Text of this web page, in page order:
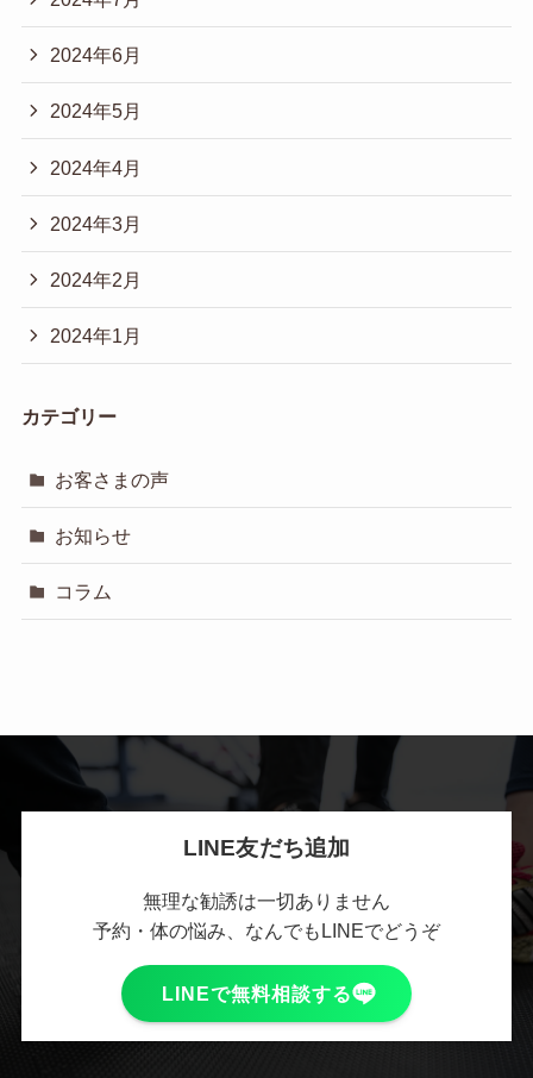
2024年6月
2024年5月
2024年4月
2024年3月
2024年2月
2024年1月
カテゴリー
お客さまの声
お知らせ
コラム
LINE友だち追加
無理な勧誘は一切ありません
予約・体の悩み、なんでもLINEでどうぞ
LINEで無料相談する